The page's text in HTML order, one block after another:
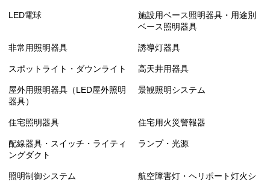
LED電球
施設用ベース照明器具・用途別
ベース照明器具
非常用照明器具 誘導灯器具
スポットライト・ダウンライト 高天井用器具
屋外用照明器具（LED屋外照明
器具）
景観照明システム
住宅照明器具 住宅用火災警報器
配線器具・スイッチ・ライティ
ングダクト
ランプ・光源
照明制御システム
航空障害灯・ヘリポート灯火シ